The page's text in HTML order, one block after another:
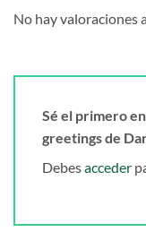
No hay valoraciones
Sé el primero
greetings de
Debesacceder